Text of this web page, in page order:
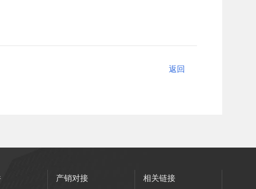
返回
产销对接 相关链接